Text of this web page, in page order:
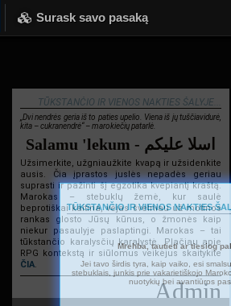
Surask savo pasaką
TŪKSTANČIO IR VIENOS NAKTIES ŠALYJE...
„Dvi nendrės geria iš to paties upelio. Viena iš jų tuščiavidurė,
kita – cukranendrė“ – marokiečių patarlė.
Salamu 'lekum - اسلا عليكم
Užsimerkite, užgniaužkite kvapą ir užsidenkite
ausis. Čia įprastos juslės nepadės geriau
suprasti ir pažinti šį egzotika kvepiantį kraštą.
Marokas – stebuklų žemė, kur saulė
beprotiškai kaitina, vėjas švelniau už motinos
rankas glosto Jūsų kūnus, o žmonės kaip
niekur pasaulyje paslaptingi. Marokas – tai
tūkstančio karalysčių karalystė. Plačiau apie
RPG kontekstą ir siūlomus veikėjus skaitykite
ČIA.
Admin
TŪKSTANČIO IR VIENOS NAKTIES
Mrehba, tautieti ar tiesiog
Jei tavo širdis tyra, kaip vaiko, esi
stebuklais, junkis prie vakarietiškojo
nuotykių bei avantiūros